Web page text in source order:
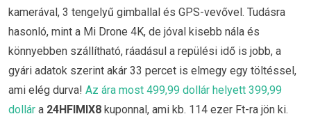
kamerával, 3 tengelyű gimballal és GPS-vevővel. Tudásra
hasonló, mint a Mi Drone 4K, de jóval kisebb nála és
könnyebben szállítható, ráadásul a repülési idő is jobb, a
gyári adatok szerint akár 33 percet is elmegy egy töltéssel,
ami elég durva! Az ára most 499,99 dollár helyett 399,99
dollár a 24HFIMIX8 kuponnal, ami kb. 114 ezer Ft-ra jön ki.